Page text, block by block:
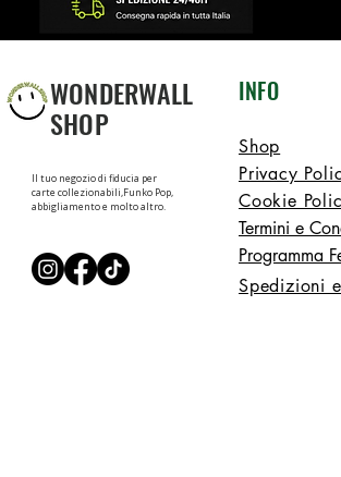
WONDERWALL
SHOP
INFO
Il tuo negozio di fiducia per
carte collezionabili,Funko Pop,
abbigliamento e molto altro.
Shop
Privacy
Cookie
Termini e
Programma
Spedizioni